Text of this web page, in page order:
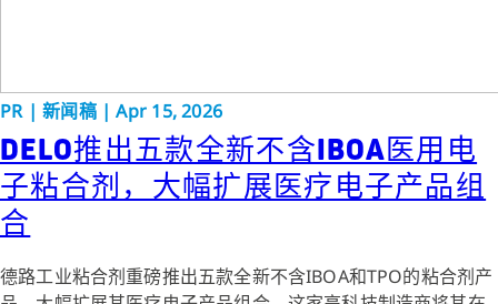
PR |新闻稿 |Apr 15, 2026
DELO推出五款全新不含IBOA医用电
子粘合剂，大幅扩展医疗电子产品组
合
德路工业粘合剂重磅推出五款全新不含IBOA和TPO的粘合剂产